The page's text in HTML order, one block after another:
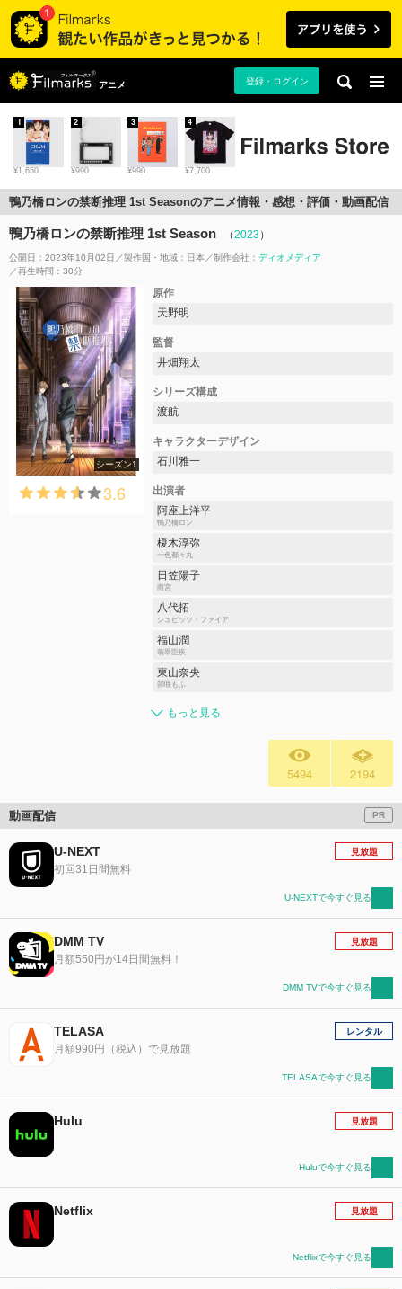
アニメ 登録・ログイン
¥1,650
1
¥990
2
¥990
3
¥7,700
4
鴨乃橋ロンの禁断推理 1st Seasonのアニメ情報・感想・評価・動画配信
鴨乃橋ロンの禁断推理 1st Season （2023）
公開日：2023年10月02日 製作国・地域： 日本 制作会社： ディオメディア
再生時間：30分
シーズン1
3.6
原作
天野明
監督
井畑翔太
シリーズ構成
渡航
キャラクターデザイン
石川雅一
出演者
阿座上洋平
鴨乃橋ロン
榎木淳弥
一色都々丸
日笠陽子
雨宮
八代拓
シュピッツ・ファイア
福山潤
翡翠臣疾
東山奈央
卯咲もふ
もっと見る
5494 2194
動画配信 PR
U-NEXT
初回31日間無料
見放題
U-NEXTで今すぐ見る
DMM TV
月額550円が14日間無料！
見放題
DMM TVで今すぐ見る
TELASA
月額990円（税込）で見放題
レンタル
TELASAで今すぐ見る
Hulu 見放題
Huluで今すぐ見る
Netflix 見放題
Netflixで今すぐ見る